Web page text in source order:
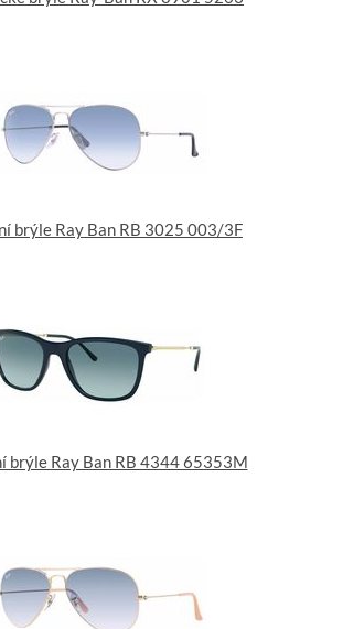
brýle Ray Ban RB 3025 003/3F
brýle Ray Ban RB 4344 65353M